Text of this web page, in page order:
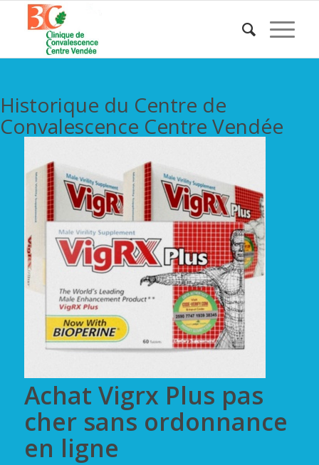
Historique du Centre de
Convalescence Centre Vendée
Achat Vigrx Plus pas
cher sans ordonnance
en ligne